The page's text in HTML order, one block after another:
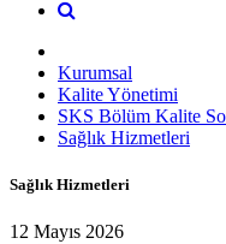
Kurumsal
Kalite Yönetimi
SKS Bölüm Kalite
Sağlık Hizmetleri
Sağlık Hizmetleri
12 Mayıs 2026